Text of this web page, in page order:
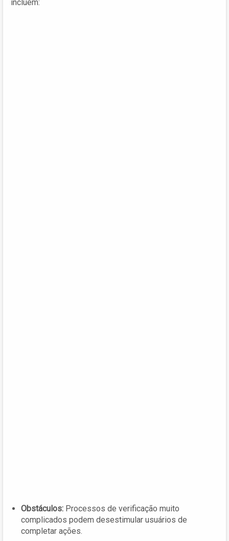
incluem:
Obstáculos: Processos de verificação muito
complicados podem desestimular usuários de
completar ações.